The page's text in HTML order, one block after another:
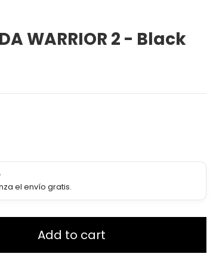
WARRIOR 2 - Black
el envío gratis.
Add to cart